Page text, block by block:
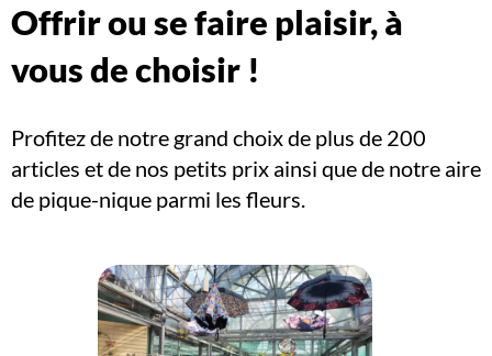
Offrir ou se faire plaisir, à
vous de choisir !
Profitez de notre grand choix de plus de 200
articles et de nos petits prix ainsi que de notre aire
de pique-nique parmi les fleurs.